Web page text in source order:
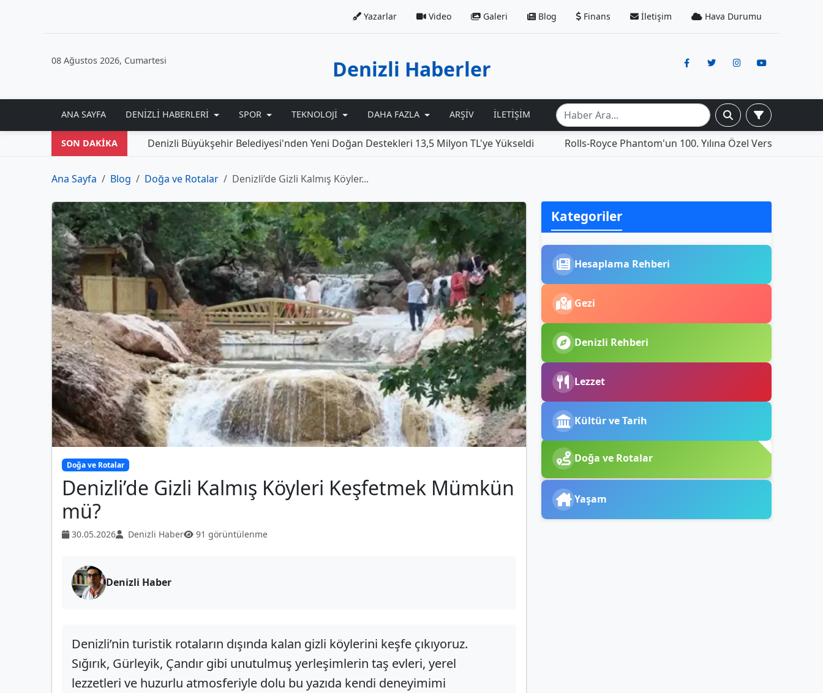
Yazarlar Video Galeri Blog Finans İletişim Hava Durumu
08 Ağustos 2026, Cumartesi Denizli Haberler
ANA SAYFA DENIZLI HABERLERI SPOR TEKNOLOJI DAHA FAZLA ARŞIV İLETIŞIM
SON DAKİKADenizli Büyükşehir Belediyesi'nden Yeni Doğan Destekleri 13,5 Milyon TL'ye Yükseldi Rolls-Royce Phantom'un 100. Yılına Özel Versiyonu: İçinde
Ana Sayfa Blog Doğa ve Rotalar Denizli’de Gizli Kalmış Köyler...
Doğa ve Rotalar
Denizli’de Gizli Kalmış Köyleri Keşfetmek Mümkün
mü?
30.05.2026 Denizli Haber 91 görüntülenme
Denizli Haber
Denizli’nin turistik rotaların dışında kalan gizli köylerini keşfe çıkıyoruz.
Sığırık, Gürleyik, Çandır gibi unutulmuş yerleşimlerin taş evleri, yerel
lezzetleri ve huzurlu atmosferiyle dolu bu yazıda kendi deneyimimi
Kategoriler
Hesaplama Rehberi
Gezi
Denizli Rehberi
Lezzet
Kültür ve Tarih
Doğa ve Rotalar
Yaşam